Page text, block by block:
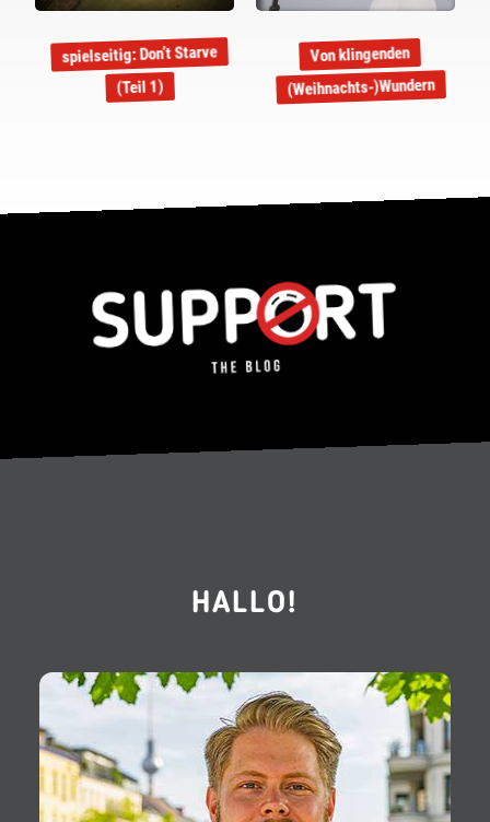
spielseitig: Don’t Starve
(Teil 1)
Von klingenden
(Weihnachts-)Wundern
HALLO!